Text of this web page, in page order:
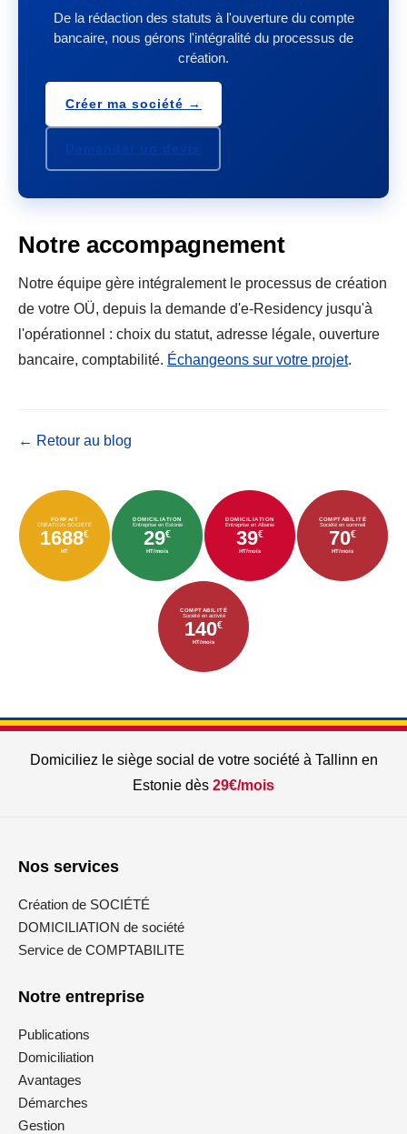
De la rédaction des statuts à l'ouverture du compte
bancaire, nous gérons l'intégralité du processus de
création.
Créer ma société →
Demander un devis
Notre accompagnement
Notre équipe gère intégralement le processus de création
de votre OÜ, depuis la demande d'e-Residency jusqu'à
l'opérationnel : choix du statut, adresse légale, ouverture
bancaire, comptabilité. Échangeons sur votre projet.
← Retour au blog
FORFAIT
CRÉATION SOCIÉTÉ
1688€
HT
DOMICILIATION
Entreprise en Estonie
29€
HT/mois
DOMICILIATION
Entreprise en Albanie
39€
HT/mois
COMPTABILITÉ
Société en sommeil
70€
HT/mois
COMPTABILITÉ
Société en activité
140€
HT/mois
Domiciliez le siège social de votre société à Tallinn en
Estonie dès 29€/mois
Nos services
Création de SOCIÉTÉ
DOMICILIATION de société
Service de COMPTABILITE
Notre entreprise
Publications
Domiciliation
Avantages
Démarches
Gestion